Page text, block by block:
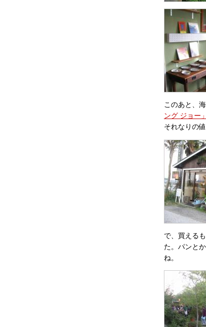
このあと、
ング ジョー」
それなりの
で、買える
た。パンと
ね。